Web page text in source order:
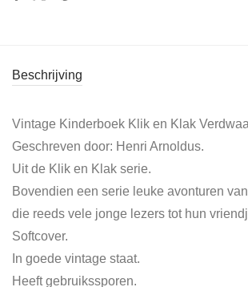
Beschrijving
Vintage Kinderboek Klik en Klak
Geschreven door: Henri Arnoldus.
Uit de Klik en Klak serie.
Bovendien een serie leuke avonturen
die reeds vele jonge lezers tot hun
Softcover.
In goede vintage staat.
Heeft gebruikssporen.